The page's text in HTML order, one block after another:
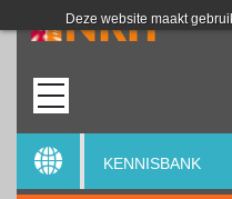
Deze website maakt
KENNISBANK